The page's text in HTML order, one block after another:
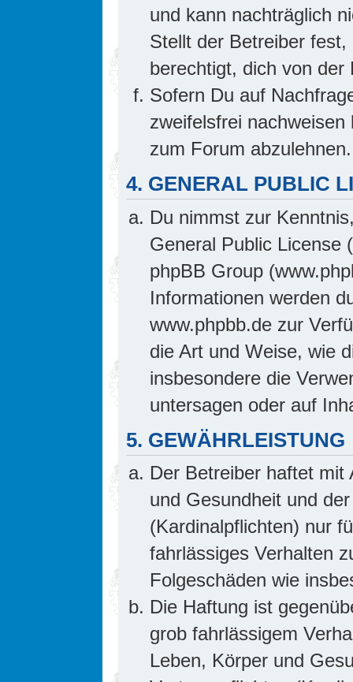
und kann nachträglich
Stellt der Betreiber
berechtigt, dich von
Sofern Du auf
zweifelsfrei
zum Forum abzulehnen.
4. GENERAL PUBLIC
Du nimmst zur
General Public License
phpBB Group
Informationen werden
www.phpbb.de zur
die Art und Weise, wie
insbesondere die
untersagen oder auf
5. GEWÄHRLEISTUNG
Der Betreiber haftet mit
und Gesundheit und
(Kardinalpflichten) nur
fahrlässiges Verhalten
Folgeschäden wie
Die Haftung ist
grob fahrlässigem
Leben, Körper und